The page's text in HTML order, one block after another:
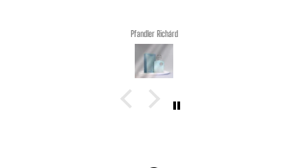
Boglárka Szilágyi